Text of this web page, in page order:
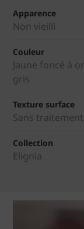
Apparence
Non vieilli
Couleur
Jaune foncé à
gris
Texture surface
Sans traitement
Collection
Elignia